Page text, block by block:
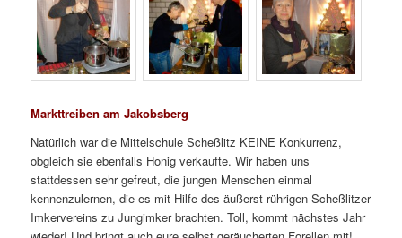
Markttreiben am Jakobsberg
Natürlich war die Mittelschule Scheßlitz KEINE Konkurrenz,
obgleich sie ebenfalls Honig verkaufte. Wir haben uns
stattdessen sehr gefreut, die jungen Menschen einmal
kennenzulernen, die es mit Hilfe des äußerst rührigen Scheßlitzer
Imkervereins zu Jungimker brachten. Toll, kommt nächstes Jahr